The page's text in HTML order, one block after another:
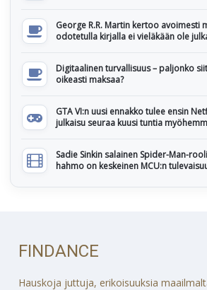
George R.R. Martin kertoo avoimesti
odotetulla kirjalla ei vieläkään ole
Digitaalinen turvallisuus – paljonko
oikeasti maksaa?
GTA VI:n uusi ennakko tulee ensin
julkaisu seuraa kuusi tuntia
Sadie Sinkin salainen Spider-Man-
hahmo on keskeinen MCU:n
FINDANCE
Hauskoja juttuja, erikoisuuksia